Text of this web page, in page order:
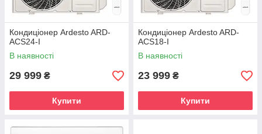
Кондиціонер Ardesto ARD-
ACS24-I
В наявності
29 999 ₴
Купити
Кондиціонер Ardesto ARD-
ACS18-I
В наявності
23 999 ₴
Купити